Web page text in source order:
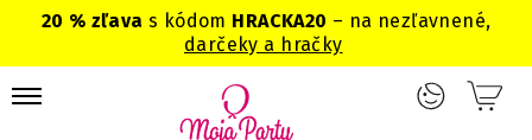
20 % zľavas kódom HRACKA20 – na nezľavnené,
darčeky a hračky